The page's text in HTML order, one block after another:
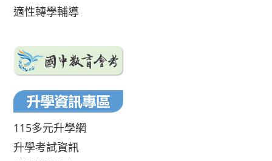
適性轉學輔導
115多元升學網
升學考試資訊